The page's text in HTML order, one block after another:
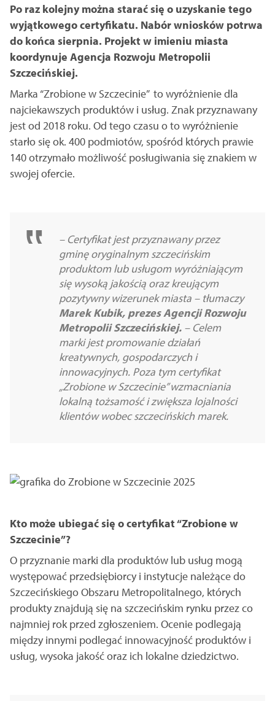
Po raz kolejny można starać się o uzyskanie tego
wyjątkowego certyfikatu. Nabór wniosków potrwa
do końca sierpnia. Projekt w imieniu miasta
koordynuje Agencja Rozwoju Metropolii
Szczecińskiej.
Marka “Zrobione w Szczecinie” to wyróżnienie dla
najciekawszych produktów i usług. Znak przyznawany
jest od 2018 roku. Od tego czasu o to wyróżnienie
starło się ok. 400 podmiotów, spośród których prawie
140 otrzymało możliwość posługiwania się znakiem w
swojej ofercie.
– Certyfikat jest przyznawany przez
gminę oryginalnym szczecińskim
produktom lub usługom wyróżniającym
się wysoką jakością oraz kreującym
pozytywny wizerunek miasta – tłumaczy
Marek Kubik, prezes Agencji Rozwoju
Metropolii Szczecińskiej. – Celem
marki jest promowanie działań
kreatywnych, gospodarczych i
innowacyjnych. Poza tym certyfikat
„Zrobione w Szczecinie” wzmacniania
lokalną tożsamość i zwiększa lojalności
klientów wobec szczecińskich marek.
Kto może ubiegać się o certyfikat “Zrobione w
Szczecinie”?
O przyznanie marki dla produktów lub usług mogą
występować przedsiębiorcy i instytucje należące do
Szczecińskiego Obszaru Metropolitalnego, których
produkty znajdują się na szczecińskim rynku przez co
najmniej rok przed zgłoszeniem. Ocenie podlegają
między innymi podlegać innowacyjność produktów i
usług, wysoka jakość oraz ich lokalne dziedzictwo.